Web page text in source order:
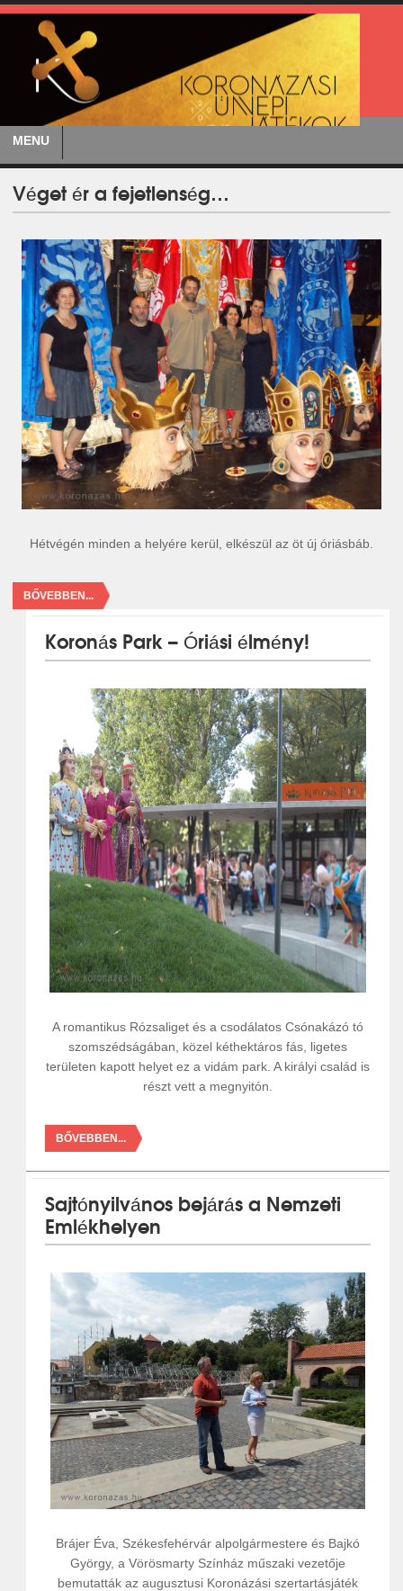
MENU
Véget ér a fejetlenség…
Hétvégén minden a helyére kerül, elkészül az öt új óriásbáb.
BŐVEBBEN...
Koronás Park – Óriási élmény!
A romantikus Rózsaliget és a csodálatos Csónakázó tó
szomszédságában, közel kéthektáros fás, ligetes
területen kapott helyet ez a vidám park. A királyi család is
részt vett a megnyitón.
BŐVEBBEN...
Sajtónyilvános bejárás a Nemzeti
Emlékhelyen
Brájer Éva, Székesfehérvár alpolgármestere és Bajkó
György, a Vörösmarty Színház műszaki vezetője
bemutatták az augusztusi Koronázási szertartásjáték